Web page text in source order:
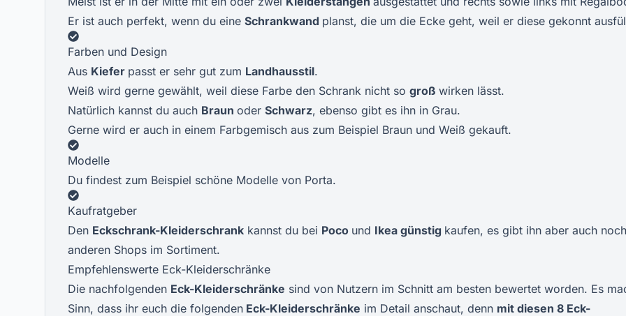
Er ist auch perfekt, wenn du eine Schrankwand planst, die um die Ecke geht, weil er diese gekonnt
Farben und Design
Aus Kiefer passt er sehr gut zum Landhausstil.
Weiß wird gerne gewählt, weil diese Farbe den Schrank nicht so groß wirken lässt.
Natürlich kannst du auch Braun oder Schwarz, ebenso gibt es ihn in Grau.
Gerne wird er auch in einem Farbgemisch aus zum Beispiel Braun und Weiß gekauft.
Modelle
Du findest zum Beispiel schöne Modelle von Porta.
Kaufratgeber
Den Eckschrank-Kleiderschrank kannst du bei Poco und Ikea günstig kaufen, es gibt ihn aber auch
anderen Shops im Sortiment.
Empfehlenswerte Eck-Kleiderschränke
Die nachfolgenden Eck-Kleiderschränke sind von Nutzern im Schnitt am besten bewertet worden. Es
Sinn, dass ihr euch die folgenden Eck-Kleiderschränke im Detail anschaut, denn mit diesen 8 Eck-